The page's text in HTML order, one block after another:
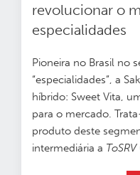
revolucionar o
especialidades
Pioneira no Brasil no
“especialidades”, a
híbrido: Sweet Vita,
para o mercado.
produto deste
intermediária a ToSRV